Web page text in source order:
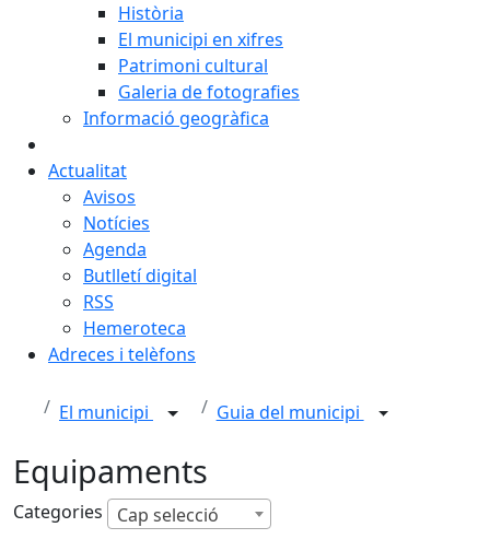
Història
El municipi en xifres
Patrimoni cultural
Galeria de fotografies
Informació geogràfica
Actualitat
Avisos
Notícies
Agenda
Butlletí digital
RSS
Hemeroteca
Adreces i telèfons
El municipi Guia del municipi
Equipaments
Categories Cap selecció